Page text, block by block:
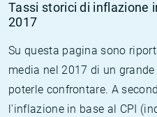
Tassi storici di inflazione
2017
Su questa pagina sono
media nel 2017 di un
poterle confrontare. A
l'inflazione in base al CPI